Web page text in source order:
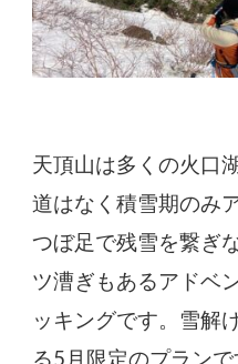
天頂山は多くの火口
道はなく積雪期のみ
つぼ足で残雪を繋ぎ
ツ漕ぎもあるアドベ
ッキングです。雪解
る5月限定のプランで